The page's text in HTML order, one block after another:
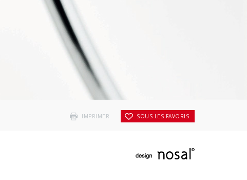
IMPRIMER SOUS LES FAVORIS